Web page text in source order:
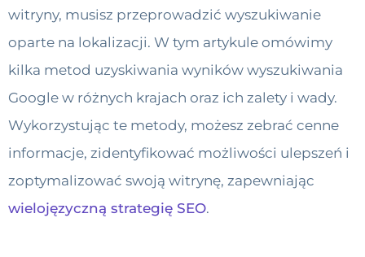
witryny, musisz przeprowadzić wyszukiwanie
oparte na lokalizacji. W tym artykule omówimy
kilka metod uzyskiwania wyników wyszukiwania
Google w różnych krajach oraz ich zalety i wady.
Wykorzystując te metody, możesz zebrać cenne
informacje, zidentyfikować możliwości ulepszeń i
zoptymalizować swoją witrynę, zapewniając
wielojęzyczną strategię SEO.